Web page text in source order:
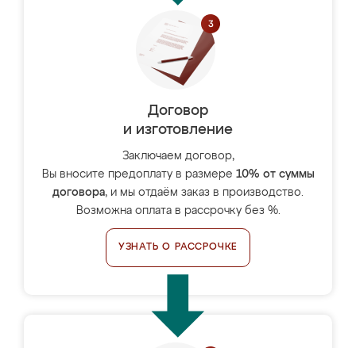
Договор
и изготовление
Заключаем договор,
Вы вносите предоплату в размере 10% от суммы
договора, и мы отдаём заказ в производство.
Возможна оплата в рассрочку без %.
УЗНАТЬ О РАССРОЧКЕ